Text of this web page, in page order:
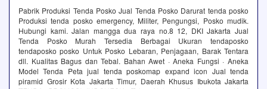
Pabrik Produksi Tenda Posko Jual Tenda Posko Darurat‎ tenda posko
Produksi tenda posko emergency, Militer, Pengungsi, Posko mudik.
Hubungi kami. Jalan mangga dua raya no.8 12, DKI Jakarta Jual
Tenda Posko Murah Tersedia Berbagai Ukuran tendaposko‎
tendaposko posko‎ Untuk Posko Lebaran, Penjagaan, Barak Tentara
dll. Kualitas Bagus dan Tebal. Bahan Awet · Aneka Fungsi · Aneka
Model Tenda Peta jual tenda poskomap expand icon Jual tenda
piramid Grosir Kota Jakarta Timur, Daerah Khusus Ibukota Jakarta